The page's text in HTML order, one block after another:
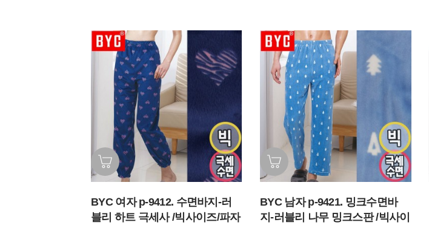
BYC 여자 p-9412. 수면바지-러
블리 하트 극세사 /빅사이즈/파자
BYC 남자 p-9421. 밍크수면바
지-러블리 나무 밍크스판 /빅사이